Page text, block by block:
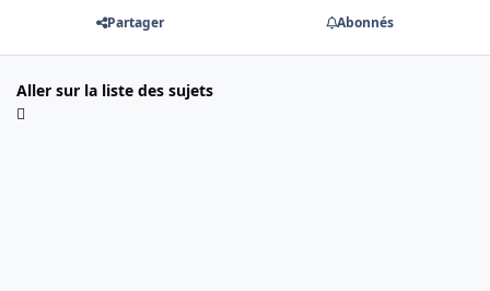
Partager Abonnés
Aller sur la liste des sujets